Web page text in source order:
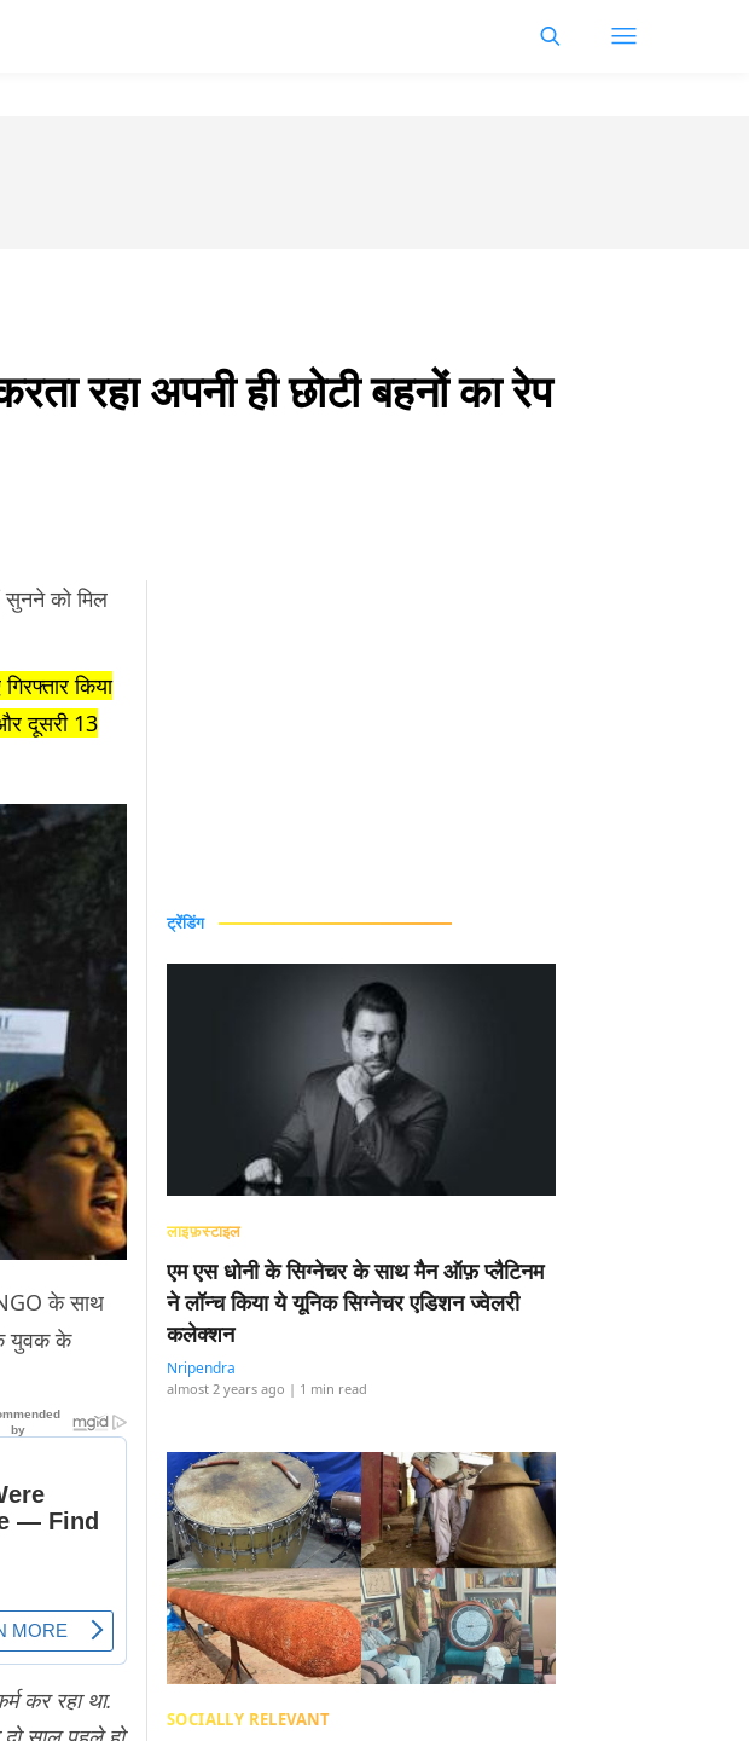
रहा अपनी ही छोटी बहनों का रेप
सुनने को मिल
किया
दूसरी 13
के साथ
युवक के
कर रहा था.
ट्रेंडिंग
लाइफ़स्टाइल
एम एस धोनी के सिग्नेचर के साथ मैन ऑफ़ प्लैटिनम
ने लॉन्च किया ये यूनिक सिग्नेचर एडिशन ज्वेलरी
कलेक्शन
Nripendra
almost 2 years ago | 1 min read
SOCIALLY RELEVANT